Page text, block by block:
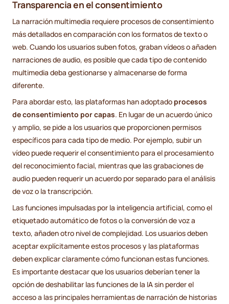
Transparencia en el consentimiento
La narración multimedia requiere procesos de consentimiento
más detallados en comparación con los formatos de texto o
web. Cuando los usuarios suben fotos, graban vídeos o añaden
narraciones de audio, es posible que cada tipo de contenido
multimedia deba gestionarse y almacenarse de forma
diferente.
Para abordar esto, las plataformas han adoptado procesos
de consentimiento por capas. En lugar de un acuerdo único
y amplio, se pide a los usuarios que proporcionen permisos
específicos para cada tipo de medio. Por ejemplo, subir un
vídeo puede requerir el consentimiento para el procesamiento
del reconocimiento facial, mientras que las grabaciones de
audio pueden requerir un acuerdo por separado para el análisis
de voz o la transcripción.
Las funciones impulsadas por la inteligencia artificial, como el
etiquetado automático de fotos o la conversión de voz a
texto, añaden otro nivel de complejidad. Los usuarios deben
aceptar explícitamente estos procesos y las plataformas
deben explicar claramente cómo funcionan estas funciones.
Es importante destacar que los usuarios deberían tener la
opción de deshabilitar las funciones de la IA sin perder el
acceso a las principales herramientas de narración de historias